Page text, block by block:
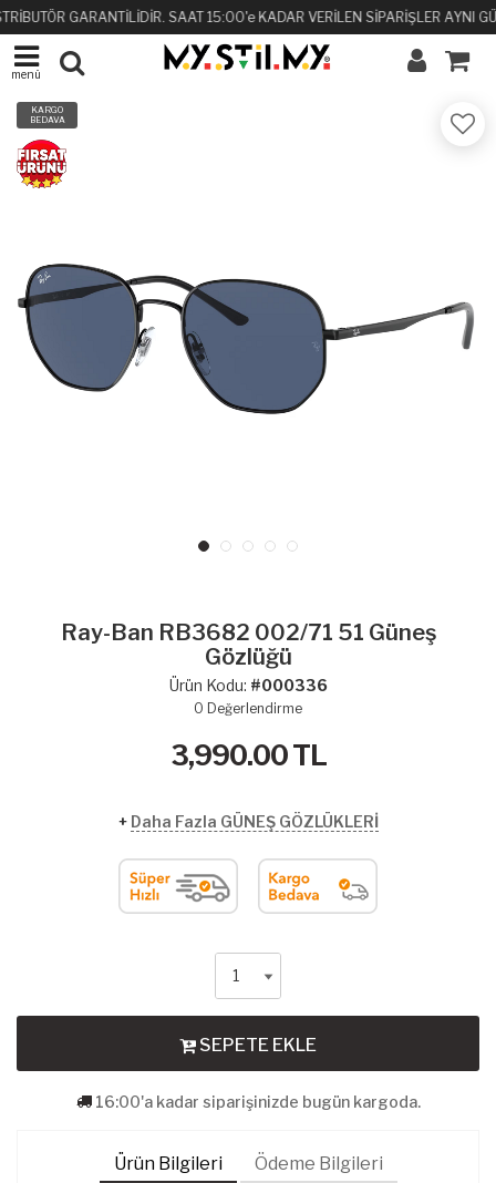
GARANTİLİDİR. SAAT 15:00'e KADAR VERİLEN SİPARİŞLER AYNI
menü
KARGO
BEDAVA
Ray-Ban RB3682 002/71 51 Güneş
Gözlüğü
Ürün Kodu: #000336
0 Değerlendirme
3,990.00TL
+ Daha Fazla GÜNEŞ GÖZLÜKLERİ
SEPETE EKLE
16:00'a kadar siparişinizde bugün kargoda.
Ürün Bilgileri Ödeme Bilgileri